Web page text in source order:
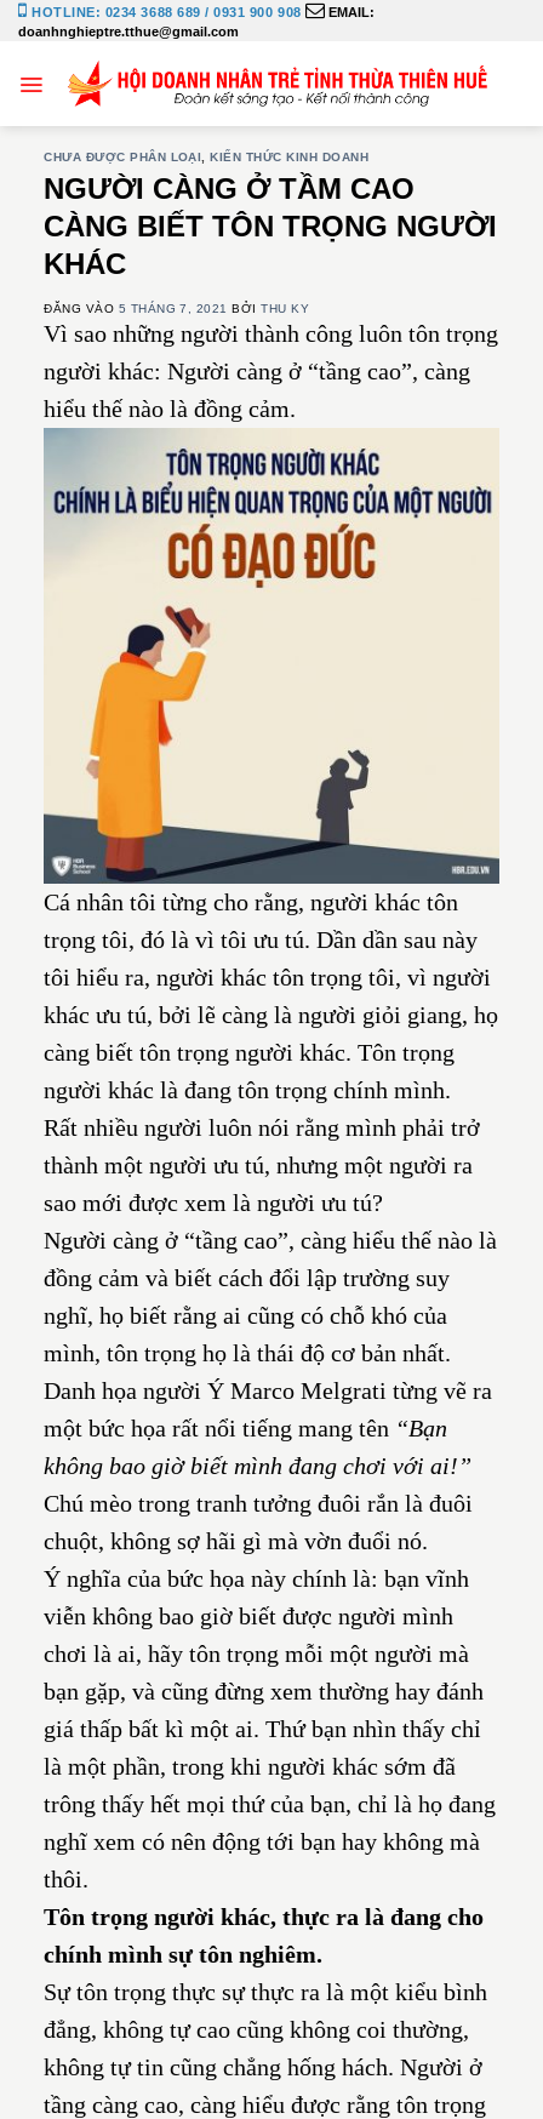
Bỏ
qua
dung
HOTLINE: 0234 3688 689 / 0931 900 908
EMAIL:
doanhnghieptre.tthue@gmail.com
CHƯA ĐƯỢC PHÂN LOẠI ,KIẾN THỨC KINH DOANH
NGƯỜI CÀNG Ở TẦM CAO
CÀNG BIẾT TÔN TRỌNG NGƯỜI
KHÁC
ĐĂNG VÀO 5 THÁNG 7, 2021 BỞITHU KY
Vì sao những người thành công luôn tôn trọng
người khác: Người càng ở “tầng cao”, càng
hiểu thế nào là đồng cảm.
Cá nhân tôi từng cho rằng, người khác tôn
trọng tôi, đó là vì tôi ưu tú. Dần dần sau này
tôi hiểu ra, người khác tôn trọng tôi, vì người
khác ưu tú, bởi lẽ càng là người giỏi giang, họ
càng biết tôn trọng người khác. Tôn trọng
người khác là đang tôn trọng chính mình.
Rất nhiều người luôn nói rằng mình phải trở
thành một người ưu tú, nhưng một người ra
sao mới được xem là người ưu tú?
Người càng ở “tầng cao”, càng hiểu thế nào là
đồng cảm và biết cách đổi lập trường suy
nghĩ, họ biết rằng ai cũng có chỗ khó của
mình, tôn trọng họ là thái độ cơ bản nhất.
Danh họa người Ý Marco Melgrati từng vẽ ra
một bức họa rất nổi tiếng mang tên “Bạn
không bao giờ biết mình đang chơi với ai!”
Chú mèo trong tranh tưởng đuôi rắn là đuôi
chuột, không sợ hãi gì mà vờn đuổi nó.
Ý nghĩa của bức họa này chính là: bạn vĩnh
viễn không bao giờ biết được người mình
chơi là ai, hãy tôn trọng mỗi một người mà
bạn gặp, và cũng đừng xem thường hay đánh
giá thấp bất kì một ai. Thứ bạn nhìn thấy chỉ
là một phần, trong khi người khác sớm đã
trông thấy hết mọi thứ của bạn, chỉ là họ đang
nghĩ xem có nên động tới bạn hay không mà
thôi.
Tôn trọng người khác, thực ra là đang cho
chính mình sự tôn nghiêm.
Sự tôn trọng thực sự thực ra là một kiểu bình
đẳng, không tự cao cũng không coi thường,
không tự tin cũng chẳng hống hách. Người ở
tầng càng cao, càng hiểu được rằng tôn trọng